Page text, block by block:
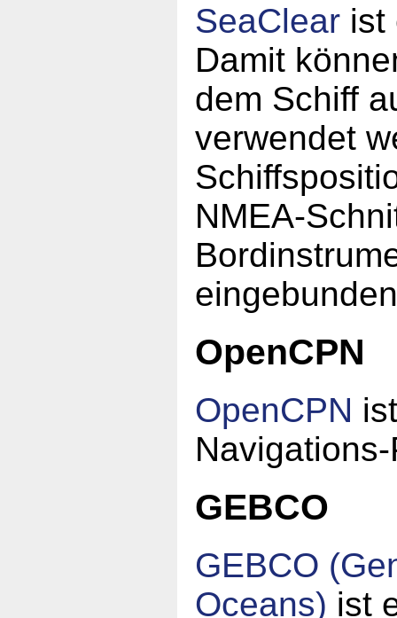
SeaClear ist
Damit
dem Schiff
verwendet
NMEA-
OpenCPN
OpenCPN
GEBCO
GEBCO
Oceans) ist